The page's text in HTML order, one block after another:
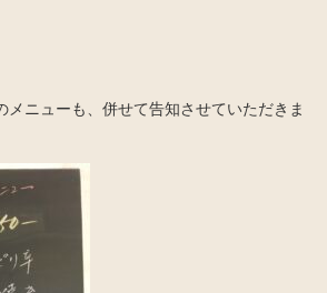
メニューも、併せて告知させていただきま